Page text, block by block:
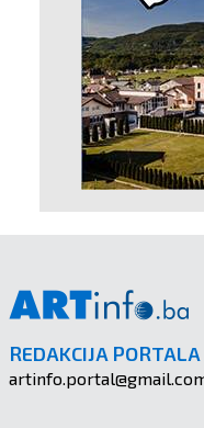
REDAKCIJA PORTALA